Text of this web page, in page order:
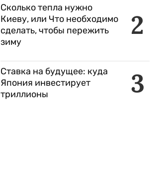
2
Сколько тепла нужно
Киеву, или Что необходимо
сделать, чтобы пережить
зиму
3
Ставка на будущее: куда
Япония инвестирует
триллионы